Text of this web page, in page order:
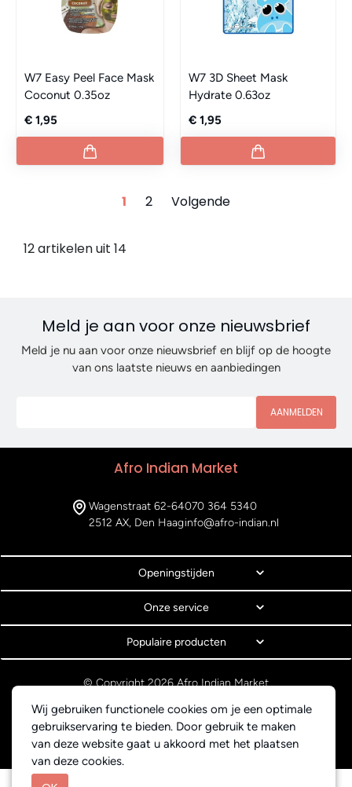
Wij gebruiken functionele cookies om je een optimale
gebruikservaring te bieden. Door gebruik te maken
van deze website gaat u akkoord met het plaatsen
van deze cookies.
W7 Easy Peel Face Mask
Coconut 0.35oz
€ 1,95
W7 3D Sheet Mask
Hydrate 0.63oz
€ 1,95
1 2 Volgende
12 artikelen uit 14
Meld je aan voor onze nieuwsbrief
Meld je nu aan voor onze nieuwsbrief en blijf op de hoogte
van ons laatste nieuws en aanbiedingen
AANMELDEN
Afro Indian Market
Wagenstraat 62-64
2512 AX, Den Haag
070 364 5340
info@afro-indian.nl
Openingstijden
Onze service
Populaire producten
© Copyright 2026 Afro Indian Market
Privacyverklaring
Webdesign BEWISE Solutions